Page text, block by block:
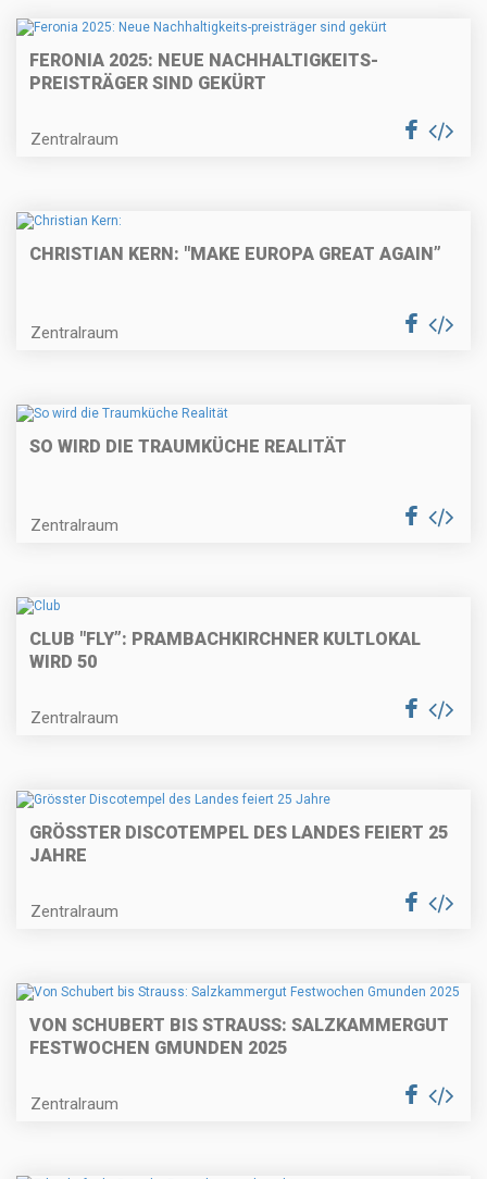
FERONIA 2025: NEUE NACHHALTIGKEITS-
PREISTRÄGER SIND GEKÜRT
Zentralraum
CHRISTIAN KERN: "MAKE EUROPA GREAT AGAIN”
Zentralraum
SO WIRD DIE TRAUMKÜCHE REALITÄT
Zentralraum
CLUB "FLY”: PRAMBACHKIRCHNER KULTLOKAL
WIRD 50
Zentralraum
GRÖSSTER DISCOTEMPEL DES LANDES FEIERT 25
JAHRE
Zentralraum
VON SCHUBERT BIS STRAUSS: SALZKAMMERGUT
FESTWOCHEN GMUNDEN 2025
Zentralraum